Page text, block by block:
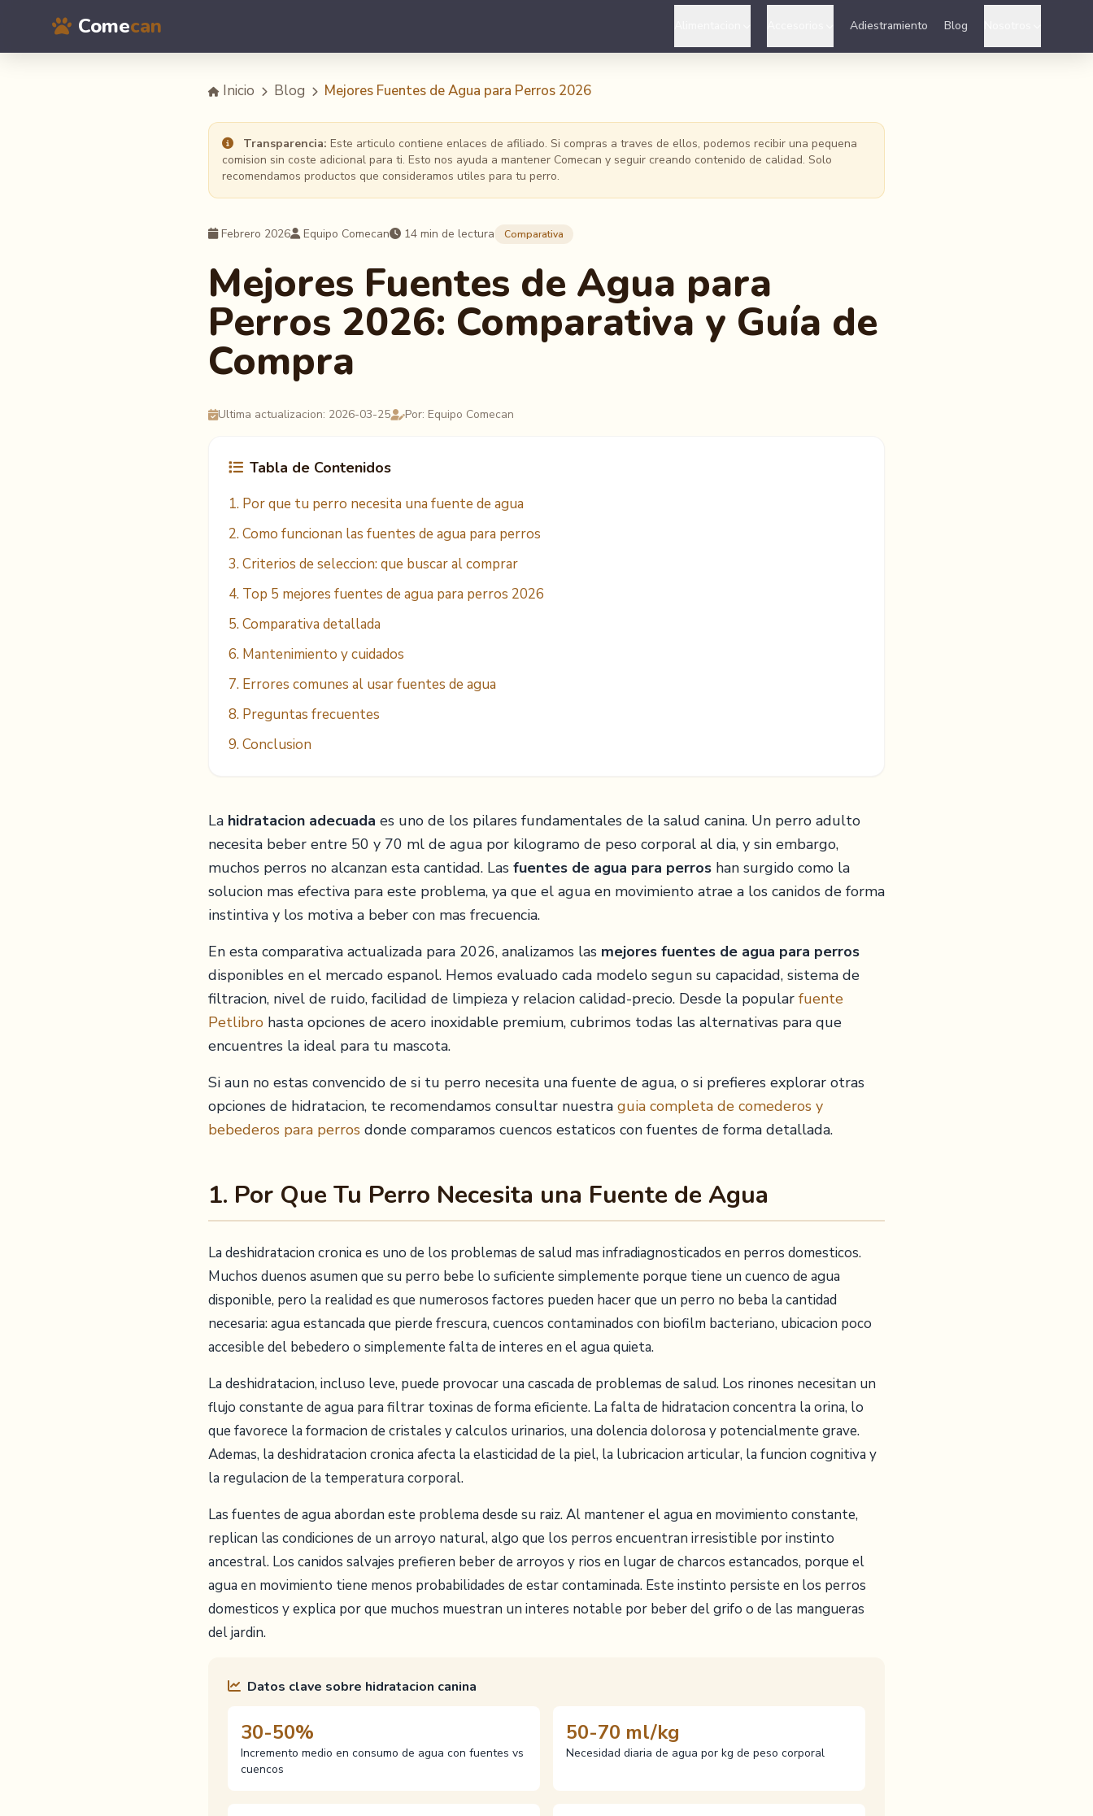
Comecan Adiestramiento Blog
Inicio Blog Mejores Fuentes de Agua para Perros 2026
Transparencia: Este articulo contiene enlaces de afiliado. Si compras a traves de ellos, podemos recibir una pequena
comision sin coste adicional para ti. Esto nos ayuda a mantener Comecan y seguir creando contenido de calidad. Solo
recomendamos productos que consideramos utiles para tu perro.
Febrero 2026 Equipo Comecan 14 min de lectura Comparativa
Mejores Fuentes de Agua para
Perros 2026: Comparativa y Guía de
Compra
Ultima actualizacion: 2026-03-25 Por: Equipo Comecan
Tabla de Contenidos
1. Por que tu perro necesita una fuente de agua
2. Como funcionan las fuentes de agua para perros
3. Criterios de seleccion: que buscar al comprar
4. Top 5 mejores fuentes de agua para perros 2026
5. Comparativa detallada
6. Mantenimiento y cuidados
7. Errores comunes al usar fuentes de agua
8. Preguntas frecuentes
9. Conclusion
La hidratacion adecuada es uno de los pilares fundamentales de la salud canina. Un perro adulto
necesita beber entre 50 y 70 ml de agua por kilogramo de peso corporal al dia, y sin embargo,
muchos perros no alcanzan esta cantidad. Las fuentes de agua para perros han surgido como la
solucion mas efectiva para este problema, ya que el agua en movimiento atrae a los canidos de forma
instintiva y los motiva a beber con mas frecuencia.
En esta comparativa actualizada para 2026, analizamos las mejores fuentes de agua para perros
disponibles en el mercado espanol. Hemos evaluado cada modelo segun su capacidad, sistema de
filtracion, nivel de ruido, facilidad de limpieza y relacion calidad-precio. Desde la popular fuente
Petlibro hasta opciones de acero inoxidable premium, cubrimos todas las alternativas para que
encuentres la ideal para tu mascota.
Si aun no estas convencido de si tu perro necesita una fuente de agua, o si prefieres explorar otras
opciones de hidratacion, te recomendamos consultar nuestra guia completa de comederos y
bebederos para perros donde comparamos cuencos estaticos con fuentes de forma detallada.
1. Por Que Tu Perro Necesita una Fuente de Agua
La deshidratacion cronica es uno de los problemas de salud mas infradiagnosticados en perros domesticos.
Muchos duenos asumen que su perro bebe lo suficiente simplemente porque tiene un cuenco de agua
disponible, pero la realidad es que numerosos factores pueden hacer que un perro no beba la cantidad
necesaria: agua estancada que pierde frescura, cuencos contaminados con biofilm bacteriano, ubicacion poco
accesible del bebedero o simplemente falta de interes en el agua quieta.
La deshidratacion, incluso leve, puede provocar una cascada de problemas de salud. Los rinones necesitan un
flujo constante de agua para filtrar toxinas de forma eficiente. La falta de hidratacion concentra la orina, lo
que favorece la formacion de cristales y calculos urinarios, una dolencia dolorosa y potencialmente grave.
Ademas, la deshidratacion cronica afecta la elasticidad de la piel, la lubricacion articular, la funcion cognitiva y
la regulacion de la temperatura corporal.
Las fuentes de agua abordan este problema desde su raiz. Al mantener el agua en movimiento constante,
replican las condiciones de un arroyo natural, algo que los perros encuentran irresistible por instinto
ancestral. Los canidos salvajes prefieren beber de arroyos y rios en lugar de charcos estancados, porque el
agua en movimiento tiene menos probabilidades de estar contaminada. Este instinto persiste en los perros
domesticos y explica por que muchos muestran un interes notable por beber del grifo o de las mangueras
del jardin.
Datos clave sobre hidratacion canina
30-50%
Incremento medio en consumo de agua con fuentes vs
cuencos
50-70 ml/kg
Necesidad diaria de agua por kg de peso corporal